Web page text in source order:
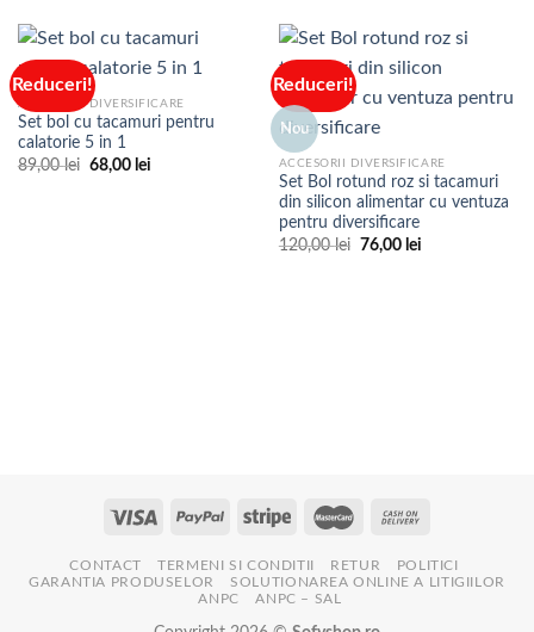
Reduceri!
ACCESORII DIVERSIFICARE
Set bol cu tacamuri pentru
calatorie 5 in 1
89,00lei Prețul
68,00 leiPrețul
Reduceri!
Nou
ACCESORII DIVERSIFICARE
Set Bol rotund roz si tacamuri
din silicon alimentar cu ventuza
pentru diversificare
120,00lei Prețul
76,00 leiPrețul
CONTACT TERMENI SI CONDITII RETUR
POLITICI
GARANTIA PRODUSELOR
SOLUTIONAREA ONLINE A LITIGIILOR
ANPC
ANPC – SAL